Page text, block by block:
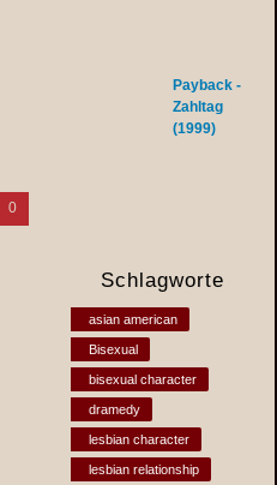
0
Payback -
Zahltag
(1999)
Schlagworte
asian american
Bisexual
bisexual character
dramedy
lesbian character
lesbian relationship